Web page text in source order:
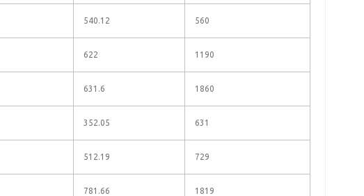
540.12 560
622 1190
631.6 1860
352.05 631
512.19 729
781.66 1819